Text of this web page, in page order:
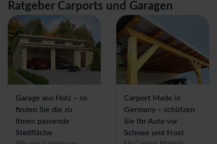
Ratgeber Carports und Garagen
Garage aus Holz – so
finden Sie die zu
Ihnen passende
Stellfläche
Carport Made in
Germany – schützen
Sie Ihr Auto vor
Schnee und Frost